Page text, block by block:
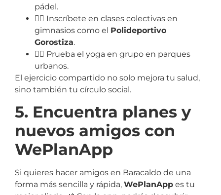
pádel.
🏋️‍♀️ Inscríbete en clases colectivas en
gimnasios como el Polideportivo
Gorostiza.
🧘‍♂️ Prueba el yoga en grupo en parques
urbanos.
El ejercicio compartido no solo mejora tu salud,
sino también tu círculo social.
5. Encuentra planes y
nuevos amigos con
WePlanApp
Si quieres hacer amigos en Baracaldo de una
forma más sencilla y rápida, WePlanApp es tu